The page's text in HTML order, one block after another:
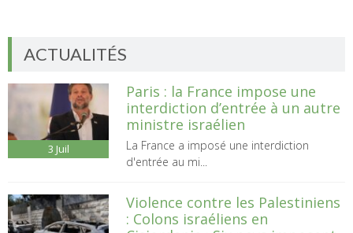
ACTUALITÉS
3 Juil
Paris : la France impose une
interdiction d’entrée à un autre
ministre israélien
La France a imposé une interdiction
d'entrée au mi...
Violence contre les Palestiniens
: Colons israéliens en